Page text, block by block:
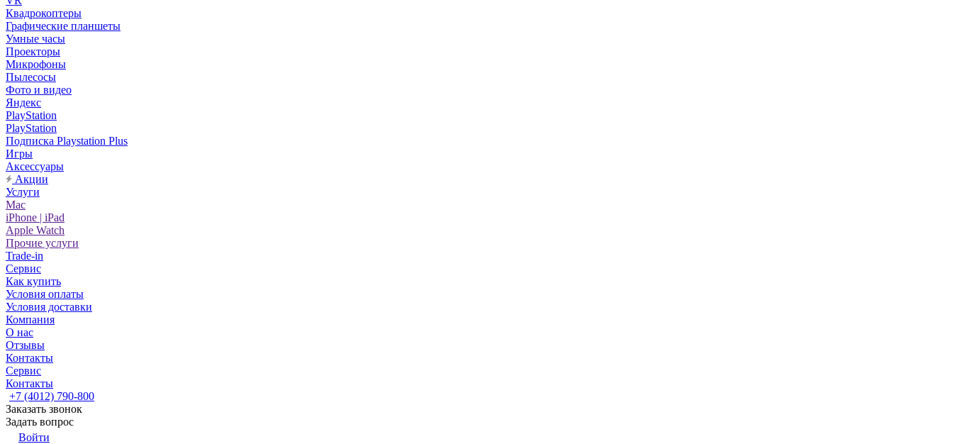
Квадрокоптеры
Графические планшеты
Умные часы
Проекторы
Микрофоны
Пылесосы
Фото и видео
Яндекс
PlayStation
PlayStation
Подписка Playstation Plus
Игры
Аксессуары
Акции
Услуги
Mac
iPhone | iPad
Apple Watch
Прочие услуги
Trade-in
Сервис
Как купить
Условия оплаты
Условия доставки
Компания
О нас
Отзывы
Контакты
Сервис
Контакты
+7 (4012) 790-800
Заказать звонок
Задать вопрос
Войти